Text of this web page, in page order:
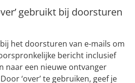
gebruikt bij doorsturen
het doorsturen van e-mails om
bericht inclusief
naar een nieuwe ontvanger
‘over’ te gebruiken, geef je